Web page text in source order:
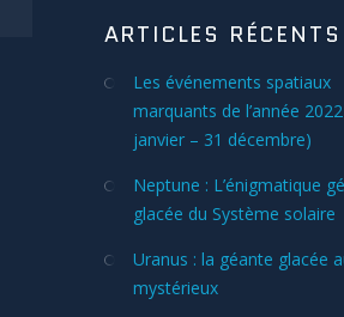
ARTICLES RÉCENTS
Les événements spatiaux
marquants de l’année
janvier – 31 décembre)
Neptune : L’énigmatique
glacée du Système solaire
Uranus : la géante glacée
mystérieux